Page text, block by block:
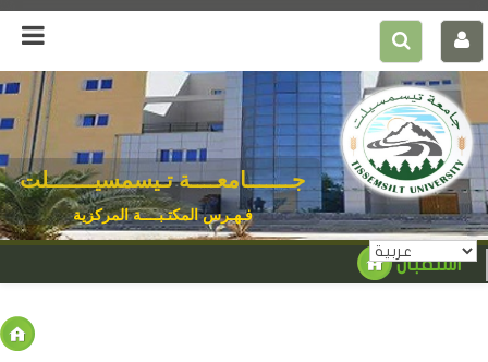
جـــــــامعــــة تـيسمسيـــــــلت
فـهـرس المكتـبــــة المركزية
استقبال